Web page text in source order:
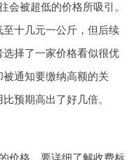
会被超低的价格所吸引。
十几元一公斤，但后续
择了一家价格看似很优
通知要缴纳高额的关
预期高出了好几倍。
价格。要详细了解收费标